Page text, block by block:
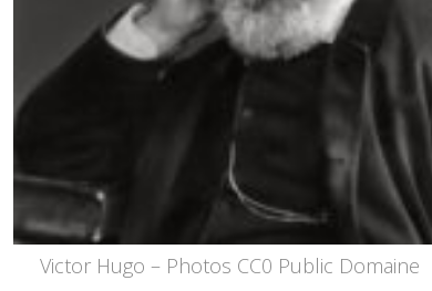
Victor Hugo – Photos CC0 Public Domaine